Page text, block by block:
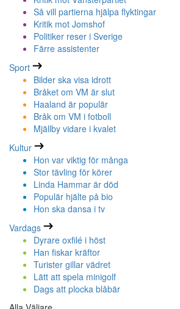
Så vill partierna hjälpa flyktingar
Kritik mot Jomshof
Politiker reser i Sverige
Färre assistenter
Sport
Bilder ska visa idrott
Bråket om VM är slut
Haaland är populär
Bråk om VM i fotboll
Mjällby vidare i kvalet
Kultur
Hon var viktig för många
Stor tävling för körer
Linda Hammar är död
Populär hjälte på bio
Hon ska dansa i tv
Vardags
Dyrare oxfilé i höst
Han fiskar kräftor
Turister gillar vädret
Lätt att spela minigolf
Dags att plocka blåbär